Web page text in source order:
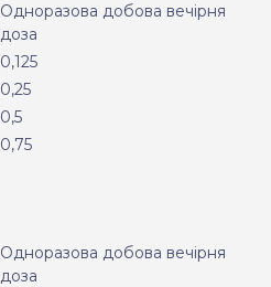
Одноразова добова вечірня
доза
0,125
0,25
0,5
0,75
Одноразова добова вечірня
доза